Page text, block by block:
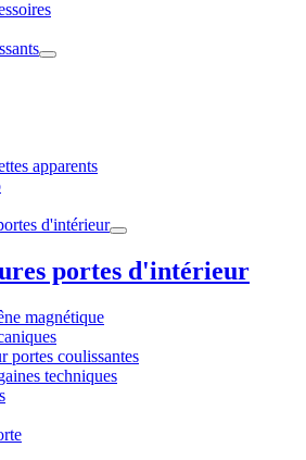
apparents
d'intérieur
portes d'intérieur
magnétique
portes coulissantes
techniques